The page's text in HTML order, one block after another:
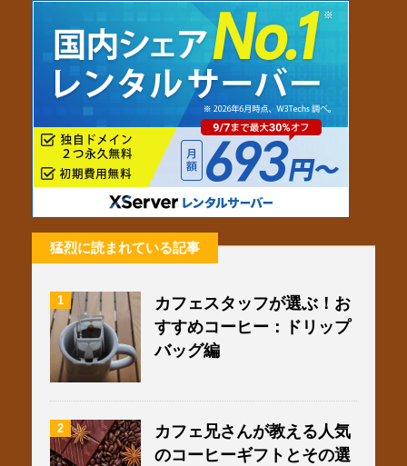
o
o
k
g
a
m
e
猛烈に読まれている記事
1
カフェスタッフが選ぶ！お
すすめコーヒー：ドリップ
バッグ編
2
カフェ兄さんが教える人気
のコーヒーギフトとその選